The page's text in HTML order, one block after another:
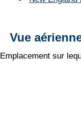
Vue
Emplacement sur